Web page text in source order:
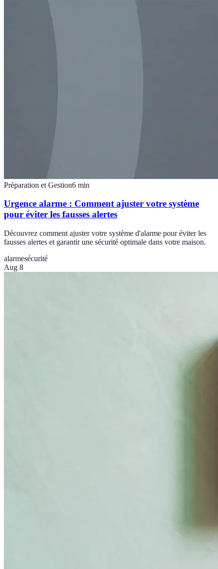
Préparation et Gestion6 min
Urgence alarme : Comment ajuster votre système
pour éviter les fausses alertes
Découvrez comment ajuster votre système d'alarme pour éviter les
fausses alertes et garantir une sécurité optimale dans votre maison.
alarmesécurité
Aug 8